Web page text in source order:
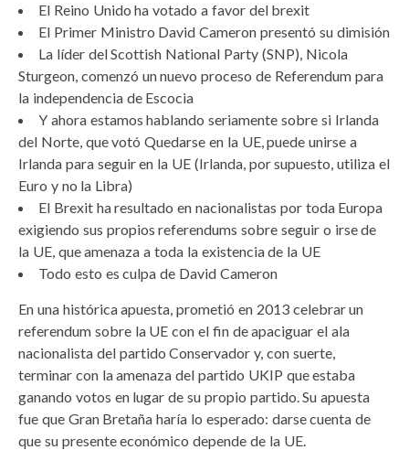
El Reino Unido ha votado a favor del brexit
El Primer Ministro David Cameron presentó su dimisión
La líder del Scottish National Party (SNP), Nicola
Sturgeon, comenzó un nuevo proceso de Referendum para
la independencia de Escocia
Y ahora estamos hablando seriamente sobre si Irlanda
del Norte, que votó Quedarse en la UE, puede unirse a
Irlanda para seguir en la UE (Irlanda, por supuesto, utiliza el
Euro y no la Libra)
El Brexit ha resultado en nacionalistas por toda Europa
exigiendo sus propios referendums sobre seguir o irse de
la UE, que amenaza a toda la existencia de la UE
Todo esto es culpa de David Cameron
En una histórica apuesta, prometió en 2013 celebrar un
referendum sobre la UE con el fin de apaciguar el ala
nacionalista del partido Conservador y, con suerte,
terminar con la amenaza del partido UKIP que estaba
ganando votos en lugar de su propio partido. Su apuesta
fue que Gran Bretaña haría lo esperado: darse cuenta de
que su presente económico depende de la UE.